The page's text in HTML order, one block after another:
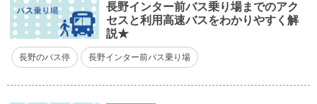
長野インター前バス乗り場までのアク
セスと利用高速バスをわかりやすく解
説★
長野のバス停 長野インター前バス乗り場